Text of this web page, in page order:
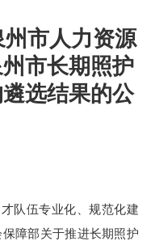
市人力资源
市长期照护
选结果的公
队伍专业化、规范化建
障部关于推进长期照护